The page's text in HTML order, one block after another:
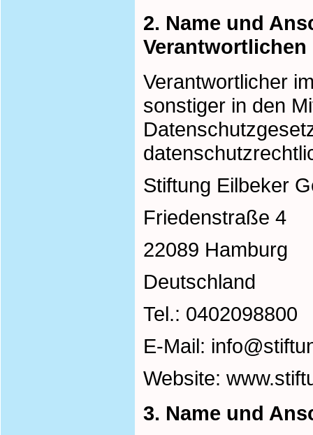
2. Name und
Verantwortlichen
Verantwortlicher
sonstiger in den
Stiftung Eilbeker
Friedenstraße 4
22089 Hamburg
Deutschland
Tel.: 0402098800
E-Mail:
Website:
3. Name und